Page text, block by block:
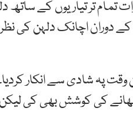
تمام تر تیاریوں کے
اچانک دلہن کی نظر
وقت پہ شادی سے انکار
کی کوشش بھی کی لیکن